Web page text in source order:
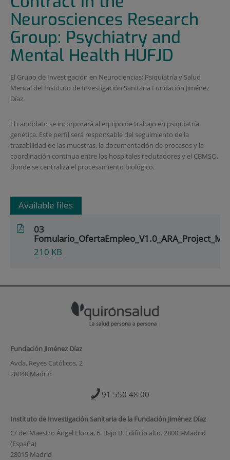
Neurosciences Research
Group: Psychiatry and
Mental Health HUFJD
El Grupo de Investigación en Neurociencias: Psiquiatría y Salud
Mental del Instituto de Investigación Sanitaria Fundación Jiménez
Díaz.
El candidato se incorporará al equipo de trabajo en psiquiatría
genética. Este perfil será responsable del seguimiento de la
trazabilidad de las muestras, la documentación de procesos y la
coordinación continua entre los hospitales reclutadores y el CBMSO,
donde se centraliza el procesamiento biológico.
Available files
03
210 KB
Fundación Jiménez Díaz
Avda. Reyes Católicos, 2
28040 Madrid
91 550 48 00
Instituto de Investigación Sanitaria de la Fundación Jiménez Díaz
C/ del Maestro Ángel Llorca, 6. Bajo B. Edificio alto. 28003-Madrid
(España)
28015 Madrid